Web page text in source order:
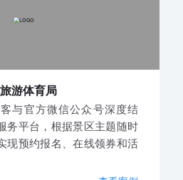
游体育局
与官方微信公众号深度结
务平台，根据景区主题随时
现预约报名、在线领券和活